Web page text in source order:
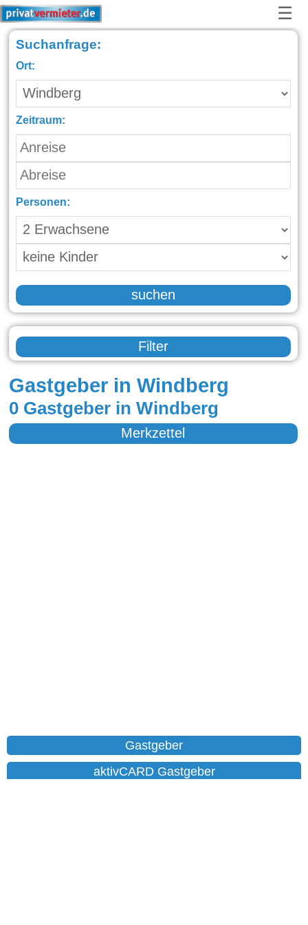
☰
Suchanfrage:
Ort:
Zeitraum:
Personen:
suchen
Filter
Gastgeber in Windberg
0 Gastgeber in Windberg
Merkzettel
Gastgeber
aktivCARD Gastgeber